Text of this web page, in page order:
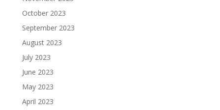
October 2023
September 2023
August 2023
July 2023
June 2023
May 2023
April 2023